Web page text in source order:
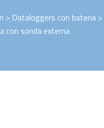
> Dataloggers con bateria >
con sonda externa